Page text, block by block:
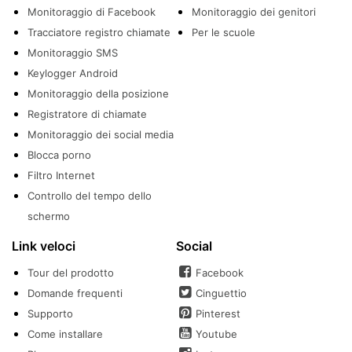
Monitoraggio di Facebook
Tracciatore registro chiamate
Monitoraggio SMS
Keylogger Android
Monitoraggio della posizione
Registratore di chiamate
Monitoraggio dei social media
Blocca porno
Filtro Internet
Controllo del tempo dello
schermo
Monitoraggio dei genitori
Per le scuole
Link veloci
Tour del prodotto
Domande frequenti
Supporto
Come installare
Social
Facebook
Cinguettio
Pinterest
Youtube